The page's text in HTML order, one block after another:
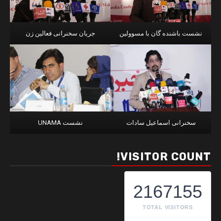
نشست باشنده گان با مسوولین جریان سخنرانی فعالین زن
سخنرانی اسماعیل سادات نشست UNAMA
VISITOR COUNT!
2167155
TOTAL VISITORS